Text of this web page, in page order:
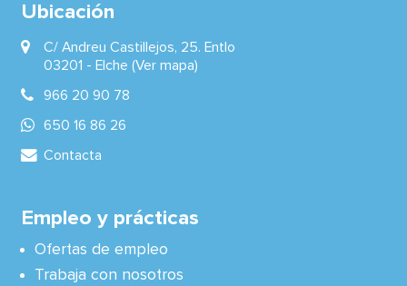
Ubicación
C/ Andreu Castillejos, 25. Entlo
03201 -Elche (Ver mapa)
966 20 90 78
650 16 86 26
Contacta
Empleo y prácticas
Ofertas de empleo
Trabaja con nosotros